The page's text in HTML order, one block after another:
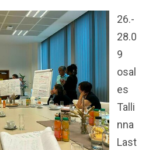
26.-
28.0
9
osal
es
Talli
nna
Last